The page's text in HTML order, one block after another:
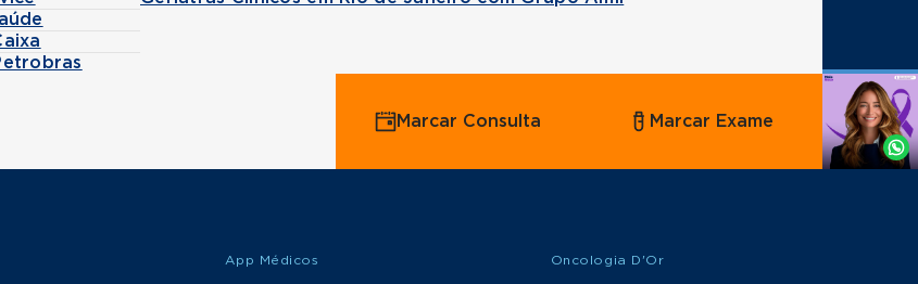
Agende
Whatsapp
Marcar Consulta Marcar Exame
App Médicos Oncologia D'Or